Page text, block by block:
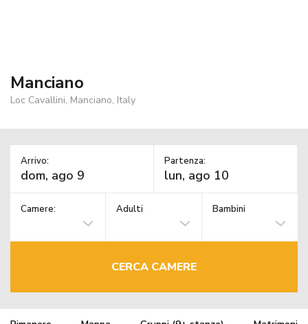
Manciano
Loc Cavallini, Manciano, Italy
Arrivo: Partenza:
Camere: Adulti Bambini
CERCA CAMERE